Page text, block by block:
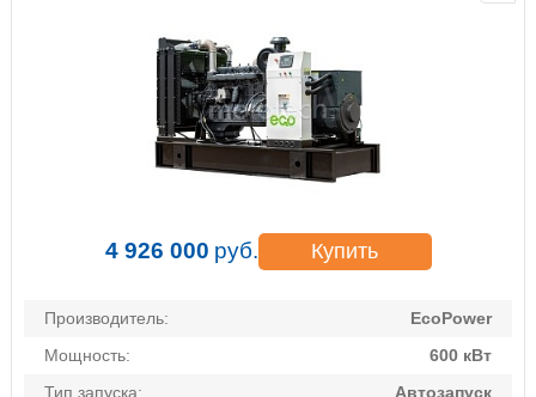
4 926 000 руб. Купить
Производитель:
EcoPower
Мощность:
600 кВт
Тип запуска:
Автозапуск